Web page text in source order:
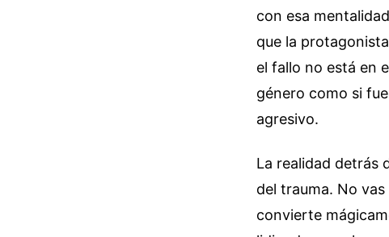
con esa
que la
el fallo no está en
género como si
agresivo.
La realidad detrás
del trauma. No
convierte